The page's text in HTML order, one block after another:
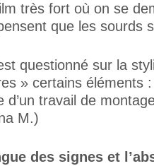
très fort où on se
que les sourds
questionné sur la
» certains éléments
d’un travail de
M.)
des signes et